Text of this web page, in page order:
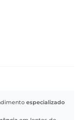
especializado